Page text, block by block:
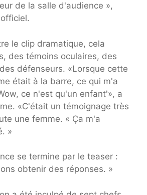
de la salle d'audience »,
le clip dramatique, cela
des témoins oculaires, des
défenseurs. «Lorsque cette
était à la barre, ce qui m'a
ce n'est qu'un enfant'», a
«C'était un témoignage très
une femme. « Ça m'a
»
se termine par le teaser :
obtenir des réponses. »